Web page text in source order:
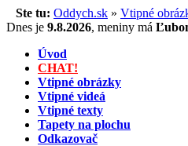
Ste tu: Oddych.sk » Vtipné
Dnes je 9.8.2026, meniny má
Úvod
CHAT!
Vtipné obrázky
Vtipné videá
Vtipné texty
Tapety na plochu
Odkazovač